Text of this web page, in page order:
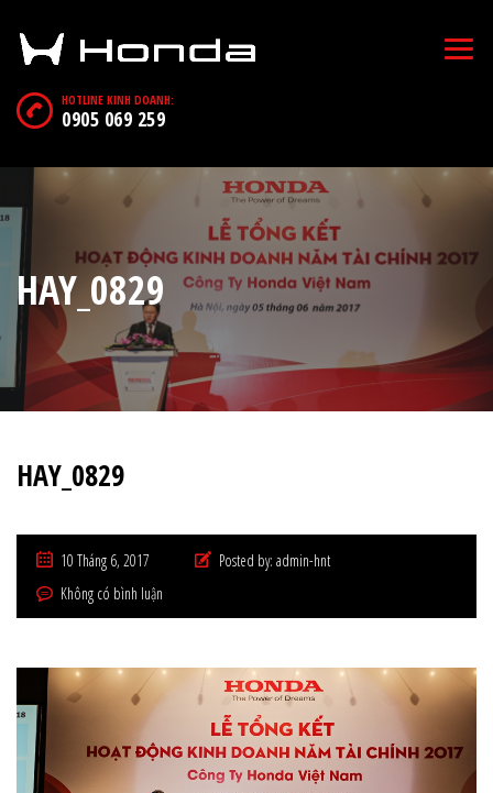
HOTLINE KINH DOANH:
0905 069 259
HAY_0829
HAY_0829
10 Tháng 6, 2017 Posted by: admin-hnt
Không có bình luận